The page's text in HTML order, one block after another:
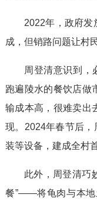
2022年，政府发
成，但销路问题让村
周登清意识到，
跑遍陵水的餐饮店做
输成本高，很难卖出
现。2024年春节后
装等设备，建成全村
此外，周登清巧
餐”——将龟肉与本地